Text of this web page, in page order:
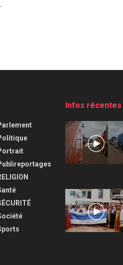
Infos récentes